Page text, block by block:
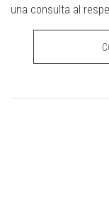
una consulta al